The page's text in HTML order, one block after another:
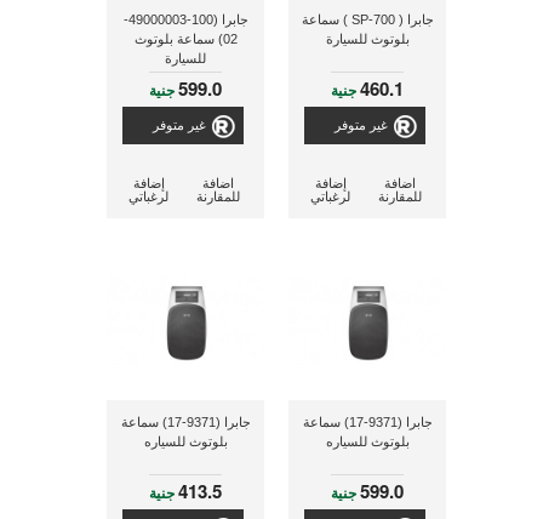
جابرا ( SP-700 ) سماعة
بلوتوث للسيارة
460.1جنية
غير متوفر
إضافة
لرغباتي
اضافة
للمقارنة
جابرا (100-49000003-
02) سماعة بلوتوث
للسيارة
599.0جنية
غير متوفر
إضافة
لرغباتي
اضافة
للمقارنة
جابرا (9371-17) سماعة
بلوتوث للسياره
599.0جنية
جابرا (9371-17) سماعة
بلوتوث للسياره
413.5جنية